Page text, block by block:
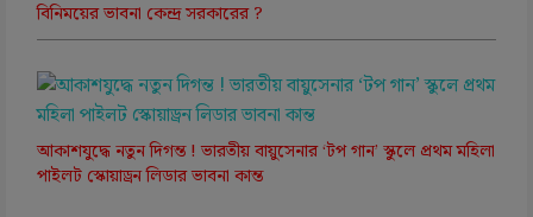
বিনিময়ের ভাবনা কেন্দ্র সরকারের ?
আকাশযুদ্ধে নতুন দিগন্ত ! ভারতীয় বায়ুসেনার ‘টপ গান’ স্কুলে প্রথম মহিলা
পাইলট স্কোয়াড্রন লিডার ভাবনা কান্ত